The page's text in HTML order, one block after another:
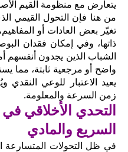
يتعارض مع منظومة القيم
من هنا فإن التحول القيمي
تغيّر بعض العادات أو
ذاتها، وفي إمكان فقدان
الشباب الذين يجدون أنفسهم
واضح أو مرجعية ثابتة، مما
يعيد الاعتبار للوعي النقدي
زمن السرعة والمعلومة.
التحدي الأخلاقي
السريع والمادي
في ظل التحولات المتسارعة